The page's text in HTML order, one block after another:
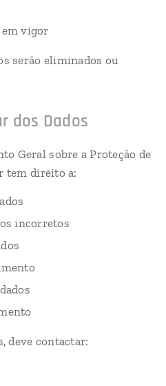
vigor
serão eliminados ou
dos Dados
Geral sobre a Proteção de
tem direito a:
incorretos
deve contactar: